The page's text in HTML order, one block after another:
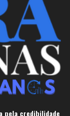
pela credibilidade